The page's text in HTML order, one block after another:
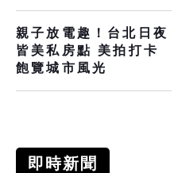
親子放電趣！台北日夜
皆美私房點 美拍打卡
飽覽城市風光
即時新聞